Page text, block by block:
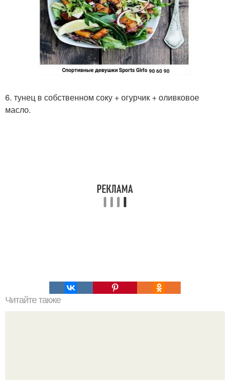
6. тунец в собственном соку + огурчик + оливковое
масло.
Читайте также